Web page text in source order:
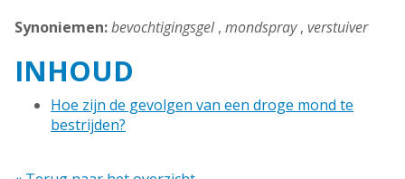
Synoniemen:bevochtigingsgel, mondspray, verstuiver
INHOUD
Hoe zijn de gevolgen van een droge mond te
bestrijden?